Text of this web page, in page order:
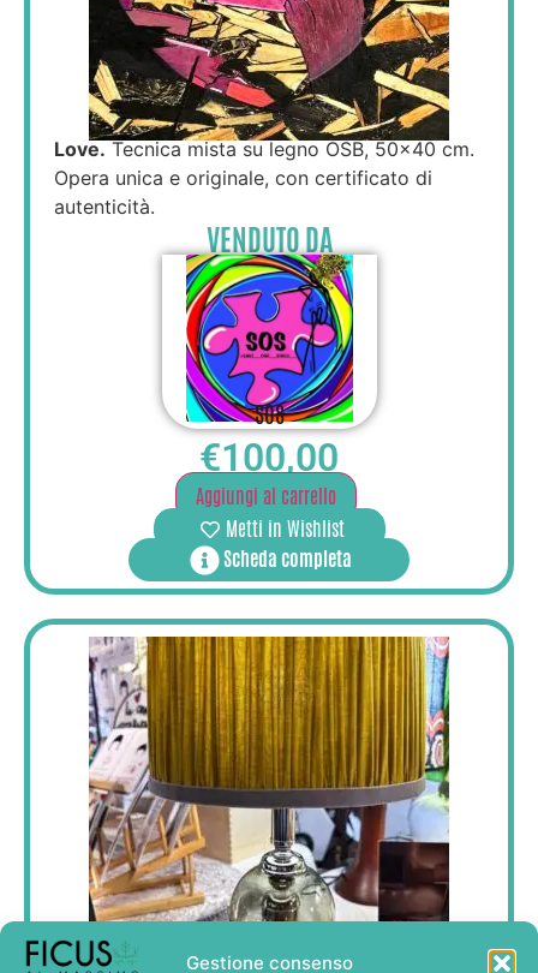
Gestione consenso
Love.Tecnica mista su legno OSB, 50×40 cm.
Opera unica e originale, con certificato di
autenticità.
VENDUTO DA
SOS
€100,00
Aggiungi al carrello
Metti in Wishlist
Scheda completa